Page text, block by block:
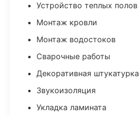
Устройство теплых полов
Монтаж кровли
Монтаж водостоков
Сварочные работы
Декоративная штукатурка
Звукоизоляция
Укладка ламината